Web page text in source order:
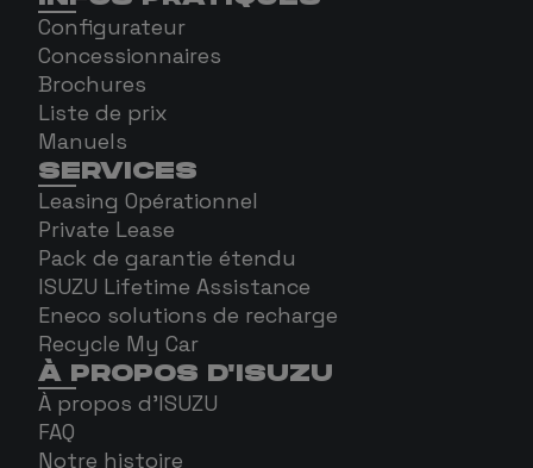
Configurateur
Concessionnaires
Brochures
Liste de prix
Manuels
SERVICES
Leasing Opérationnel
Private Lease
Pack de garantie étendu
ISUZU Lifetime Assistance
Eneco solutions de recharge
Recycle My Car
À PROPOS D'ISUZU
À propos d'ISUZU
FAQ
Notre histoire